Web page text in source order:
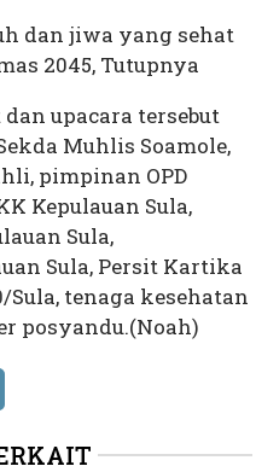
dan jiwa yang sehat
2045, Tutupnya
upacara tersebut
Muhlis Soamole,
pimpinan OPD
Kepulauan Sula,
Sula,
Sula, Persit Kartika
Sula, tenaga kesehatan
posyandu.(Noah)